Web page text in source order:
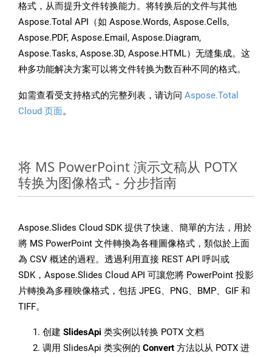
格式，从而提升文件转换能力。将转换后的文件与其他
Aspose.Total API（如 Aspose.Words, Aspose.Cells,
Aspose.PDF, Aspose.Email, Aspose.Diagram,
Aspose.Tasks, Aspose.3D, Aspose.HTML）无缝集成。这
种多功能解决方案可以将文件转换为数百种不同的格式。
如需查看受支持格式的完整列表，请访问 Aspose.Total
Cloud 页面。
将 MS PowerPoint 演示文稿从 POTX
转换为图像格式 - 分步指南
Aspose.Slides Cloud SDK 提供了快速、簡單的方法，用於
將 MS PowerPoint 文件轉換為各種圖像格式，類似於上面
為 CSV 概述的過程。透過利用直接 REST API 呼叫或
SDK，Aspose.Slides Cloud API 可讓您將 PowerPoint 投影
片轉換為多種映像格式，包括 JPEG、PNG、BMP、GIF 和
TIFF。
创建 SlidesApi 类实例以转换 POTX 文档
调用 SlidesApi 类实例的 Convert 方法以从 POTX 进